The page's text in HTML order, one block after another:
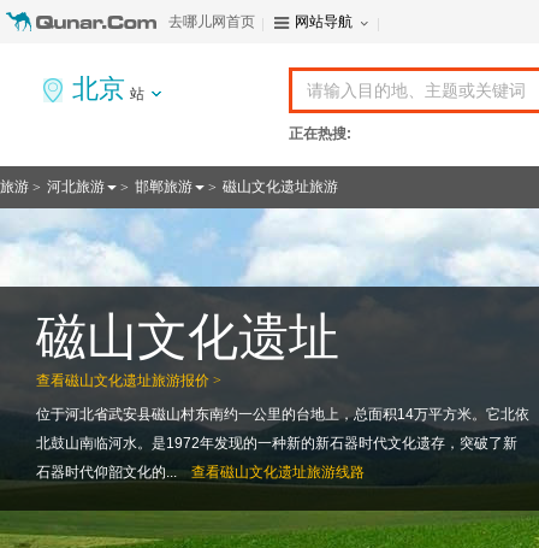
去哪儿网首页 网站导航
北京 站
正在热搜:
旅游 > 河北旅游 > 邯郸旅游 > 磁山文化遗址旅游
查看磁山文化遗址旅游报价 >
磁山文化遗址
位于河北省武安县磁山村东南约一公里的台地上，总面积14万平方米。它北依
北鼓山南临河水。是1972年发现的一种新的新石器时代文化遗存，突破了新
石器时代仰韶文化的...
查看磁山文化遗址旅游线路